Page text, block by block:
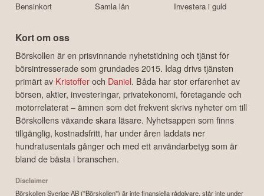
Bensinkort
Samla lån
Investera i guld
Kort om oss
Börskollen är en prisvinnande nyhetstidning och tjänst för
börsintresserade som grundades 2015. Idag drivs tjänsten
primärt av Kristofferoch Daniel. Båda har stor erfarenhet av
börsen, aktier, investeringar, privatekonomi, företagande och
motorrelaterat – ämnen som det frekvent skrivs nyheter om till
Börskollens växande skara läsare. Nyhetsappen som finns
tillgänglig, kostnadsfritt, har under åren laddats ner
hundratusentals gånger och med ett användarbetyg som är
bland de bästa i branschen.
Disclaimer
Börskollen Sverige AB ("Börskollen") är inte finansiella rådgivare, står inte under